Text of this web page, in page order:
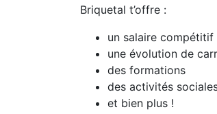
Briquetal t’offre :
un salaire
une évolution de
des formations
des activités
et bien plus !